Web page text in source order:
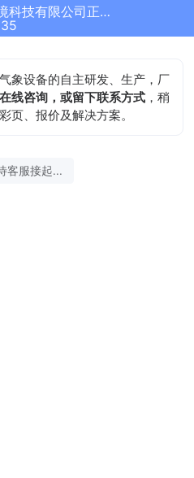
山东天合环境科技有限公司正在为您服务
象设备的自主研发、生产，厂
线咨询，或留下联系方式 ，稍
页、报价及解决方案。
客服接起...